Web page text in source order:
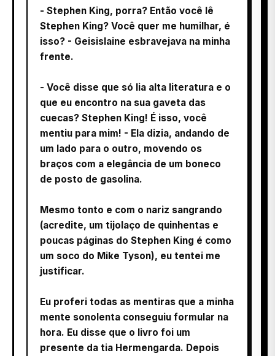
- Stephen King, porra? Então você lê
Stephen King? Você quer me humilhar, é
isso? - Geisislaine esbravejava na minha
frente.
- Você disse que só lia alta literatura e o
que eu encontro na sua gaveta das
cuecas? Stephen King! É isso, você
mentiu para mim! - Ela dizia, andando de
um lado para o outro, movendo os
braços com a elegância de um boneco
de posto de gasolina.
Mesmo tonto e com o nariz sangrando
(acredite, um tijolaço de quinhentas e
poucas páginas do Stephen King é como
um soco do Mike Tyson), eu tentei me
justificar.
Eu proferi todas as mentiras que a minha
mente sonolenta conseguiu formular na
hora. Eu disse que o livro foi um
presente da tia Hermengarda. Depois